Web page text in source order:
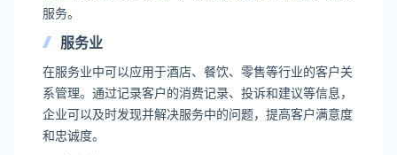
服务。
服务业
在服务业中可以应用于酒店、餐饮、零售等行业的客户关
系管理。通过记录客户的消费记录、投诉和建议等信息，
企业可以及时发现并解决服务中的问题，提高客户满意度
和忠诚度。